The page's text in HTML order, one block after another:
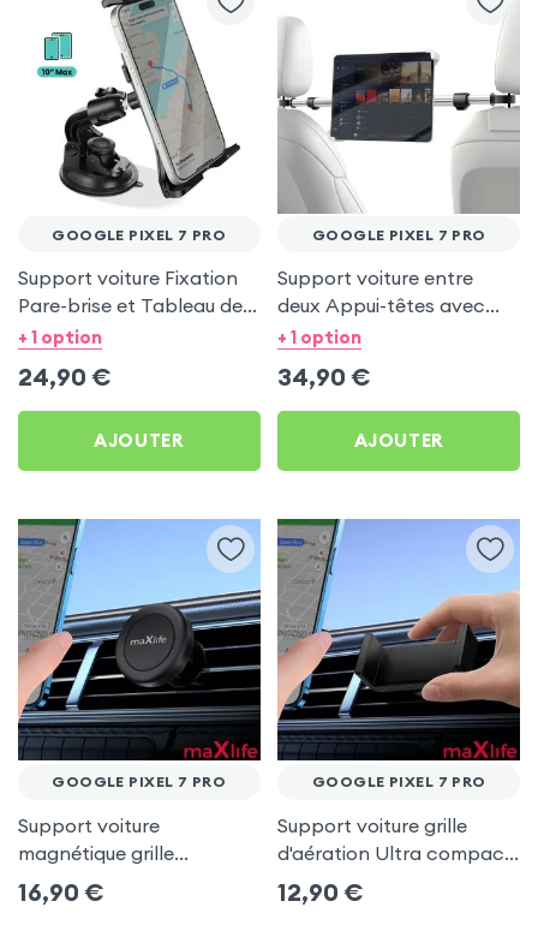
GOOGLE PIXEL 7 PRO
Support voiture Fixation
Pare-brise et Tableau de
bord pour Google Pixel 7
+ 1 option
24,90 €
AJOUTER
GOOGLE PIXEL 7 PRO
Support voiture entre
deux Appui-têtes avec
Tête rotative à 360° pour
+ 1 option
34,90 €
AJOUTER
GOOGLE PIXEL 7 PRO
Support voiture
magnétique grille
d'aération - maXlife pour
Google Pixel 7 Pro
16,90 €
GOOGLE PIXEL 7 PRO
Support voiture grille
d'aération Ultra compact
pour Google Pixel 7 Pro
12,90 €